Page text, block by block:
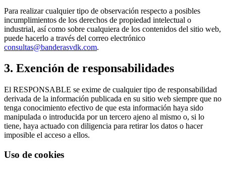
Para realizar cualquier tipo de observación respecto a posibles
incumplimientos de los derechos de propiedad intelectual o
industrial, así como sobre cualquiera de los contenidos del sitio web,
puede hacerlo a través del correo electrónico
consultas@banderasvdk.com.
3. Exención de responsabilidades
El RESPONSABLE se exime de cualquier tipo de responsabilidad
derivada de la información publicada en su sitio web siempre que no
tenga conocimiento efectivo de que esta información haya sido
manipulada o introducida por un tercero ajeno al mismo o, si lo
tiene, haya actuado con diligencia para retirar los datos o hacer
imposible el acceso a ellos.
Uso de cookies